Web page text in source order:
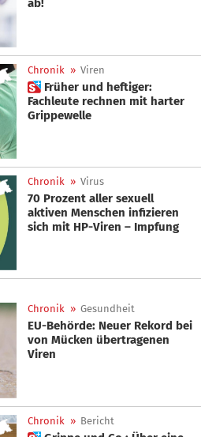
ab!
Chronik » Viren
 Früher und heftiger:
Fachleute rechnen mit harter
Grippewelle
Chronik » Virus
70 Prozent aller sexuell
aktiven Menschen infizieren
sich mit HP-Viren – Impfung
Chronik » Gesundheit
EU-Behörde: Neuer Rekord bei
von Mücken übertragenen
Viren
Chronik » Bericht